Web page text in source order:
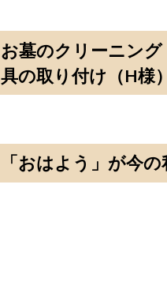
お墓のクリーニン
具の取り付け（H様）
「おはよう」が今